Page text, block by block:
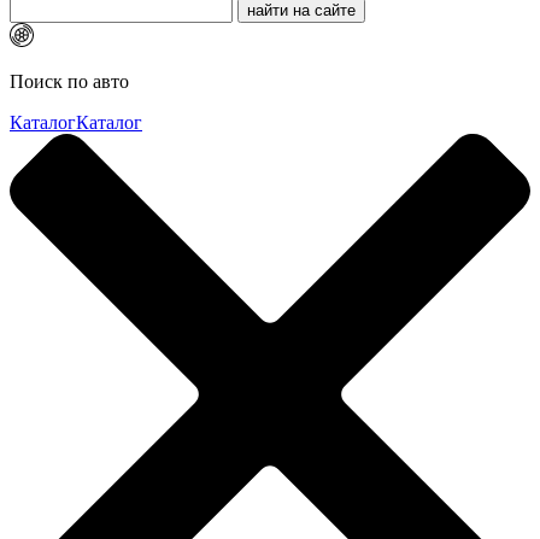
Поиск по авто
КаталогКаталог